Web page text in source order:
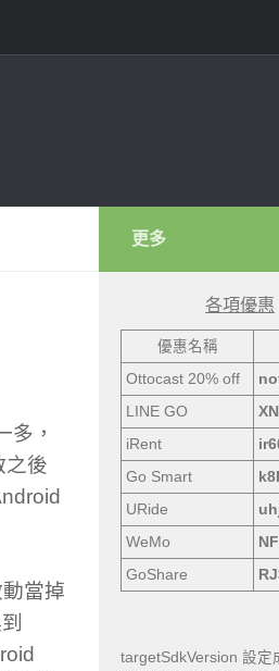
多，
之後
當掉
更多
各項優惠
優惠名稱
Ottocast 20% off
LINE GO
iRent
Go Smart
URide
WeMo
GoShare
targetSdkVersion 設定